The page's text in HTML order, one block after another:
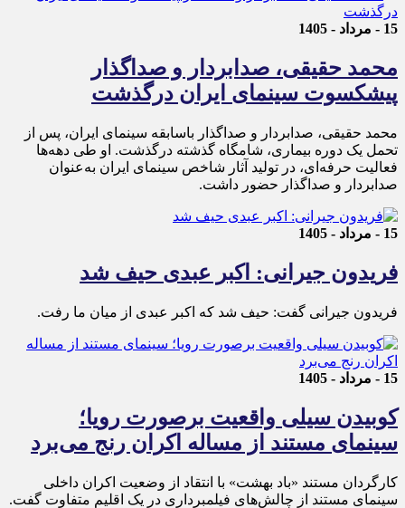
15 - مرداد - 1405
محمد حقیقی، صدابردار و صداگذار
پیشکسوت سینمای ایران درگذشت
محمد حقیقی، صدابردار و صداگذار باسابقه سینمای ایران، پس از
تحمل یک دوره بیماری، شامگاه گذشته درگذشت. او طی دهه‌ها
فعالیت حرفه‌ای، در تولید آثار شاخص سینمای ایران به‌عنوان
صدابردار و صداگذار حضور داشت.
15 - مرداد - 1405
فریدون جیرانی: اکبر عبدی حیف شد
فریدون جیرانی گفت: حیف شد که اکبر عبدی از میان ما رفت.
15 - مرداد - 1405
کوبیدن سیلی واقعیت برصورت رویا؛
سینمای مستند از مساله اکران رنج می‌برد
کارگردان مستند «باد بهشت» با انتقاد از وضعیت اکران داخلی
سینمای مستند از چالش‌های فیلمبرداری در یک اقلیم متفاوت گفت.